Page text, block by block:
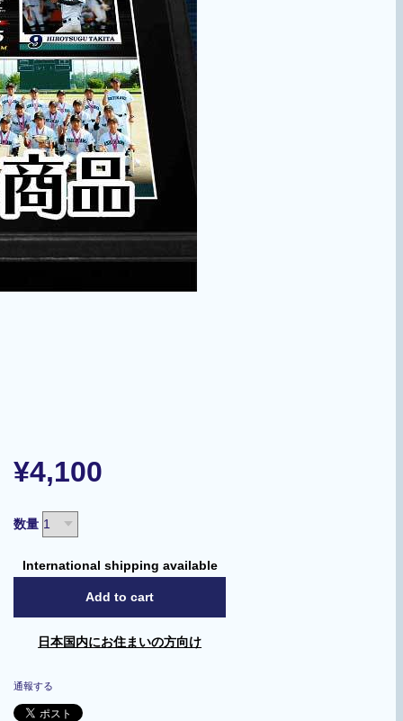
¥4,100
数量
International shipping available
Add to cart
日本国内にお住まいの方向け
通報する